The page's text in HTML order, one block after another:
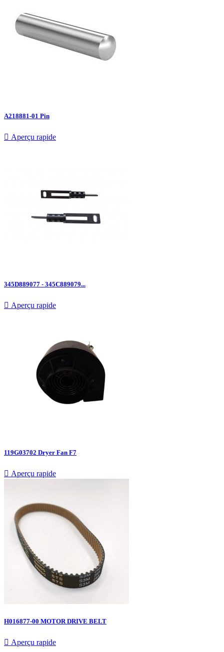
A218881-01 Pin
 Aperçu rapide
345D889077 - 345C889079...
 Aperçu rapide
119G03702 Dryer Fan F7
 Aperçu rapide
H016877-00 MOTOR DRIVE BELT
 Aperçu rapide